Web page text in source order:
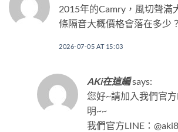
2015年的Camry，風切聲滿
條隔音大概價格會落在多少
2026-07-05 AT 15:03
AKi在這編says:
您好~請加入我們官
明~~
我們官方LINE：